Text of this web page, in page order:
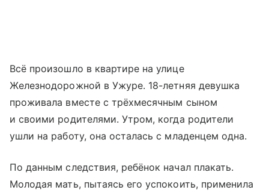
Всё произошло в квартире на улице
Железнодорожной в Ужуре. 18-летняя девушка
проживала вместе с трёхмесячным сыном
и своими родителями. Утром, когда родители
ушли на работу, она осталась с младенцем одна.
По данным следствия, ребёнок начал плакать.
Молодая мать, пытаясь его успокоить, применила